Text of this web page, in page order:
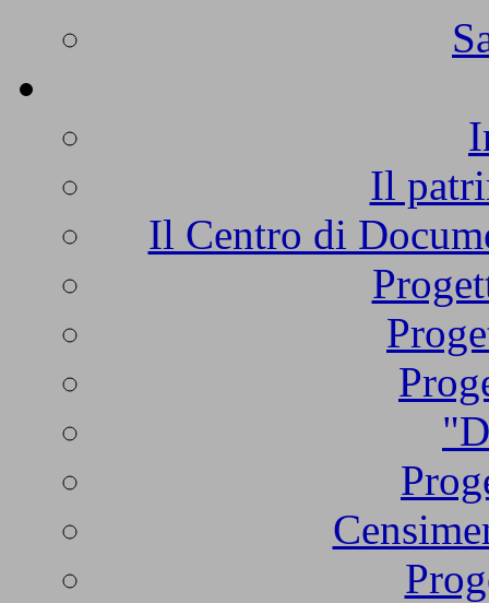
Il
Il Centro di